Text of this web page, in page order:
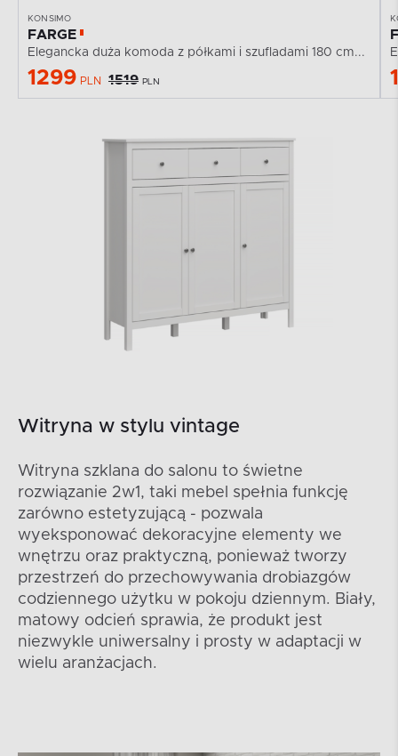
KONSIMO
FARGE
Elegancka duża komoda z półkami i szufladami 180 cm...
1299 PLN 1519 PLN
Witryna w stylu vintage
Witryna szklana do salonu to świetne
rozwiązanie 2w1, taki mebel spełnia funkcję
zarówno estetyzującą - pozwala
wyeksponować dekoracyjne elementy we
wnętrzu oraz praktyczną, ponieważ tworzy
przestrzeń do przechowywania drobiazgów
codziennego użytku w pokoju dziennym. Biały,
matowy odcień sprawia, że produkt jest
niezwykle uniwersalny i prosty w adaptacji w
wielu aranżacjach.